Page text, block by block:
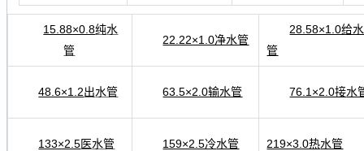
15.88×0.8纯水
管
22.22×1.0净水管
28.58×1.0给水
管
48.6×1.2出水管 63.5×2.0输水管 76.1×2.0接水
133×2.5医水管 159×2.5冷水管 219×3.0热水管